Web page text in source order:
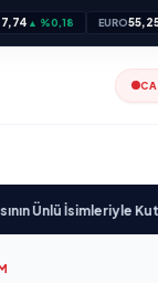
▲ %0,18 EURO
İsimleriyle Kutladı!